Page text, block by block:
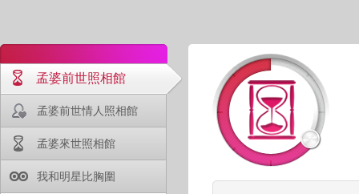
孟婆前世照相館
孟婆前世情人照相館
孟婆來世照相館
我和明星比胸圍